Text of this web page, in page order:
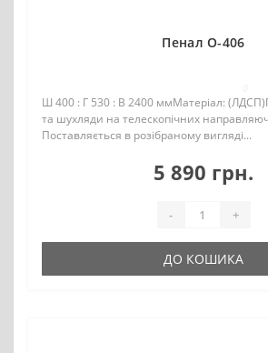
Пенал О-406
Ш 400 : Г 530 : В 2400 ммМатеріал:
та шухляди на телескопічних
Поставляється в розібраному вигляді...
5 890 грн.
- +
ДО КОШИКА